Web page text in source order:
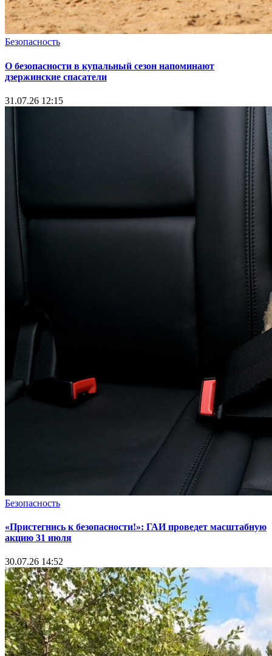
Безопасность
О безопасности в купальный сезон напоминают
дзержинские спасатели
31.07.26 12:15
Безопасность
«Пристегнись к безопасности!»: ГАИ проведет масштабную
акцию 31 июля
30.07.26 14:52